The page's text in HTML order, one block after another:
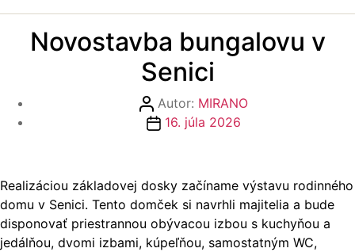
Novostavba bungalovu v
Senici
Autor
článku
Autor: MIRANO
Dátum16. júla 2026
Realizáciou základovej dosky začíname výstavu rodinného
domu v Senici. Tento domček si navrhli majitelia a bude
disponovať priestrannou obývacou izbou s kuchyňou a
jedálňou, dvomi izbami, kúpeľňou, samostatným WC,